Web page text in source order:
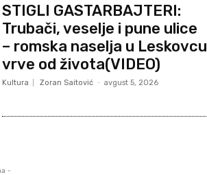
STIGLI GASTARBAJTERI:
Trubači, veselje i pune ulice
– romska naselja u Leskovcu
vrve od života(VIDEO)
Kultura Zoran Saitović - avgust 5, 2026
-